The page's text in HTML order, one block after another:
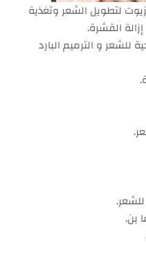
لتطويل الشعر وتغذية
القشرة.
للشعر و الترميم البارد
بن.